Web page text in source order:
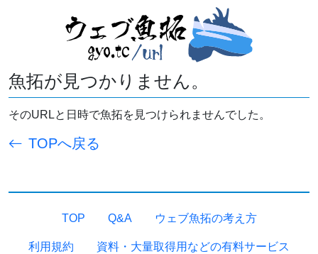
魚拓が見つかりません。
そのURLと日時で魚拓を見つけられませんでした。
TOPへ戻る
TOP Q&A ウェブ魚拓の考え方
利用規約 資料・大量取得用などの有料サービス